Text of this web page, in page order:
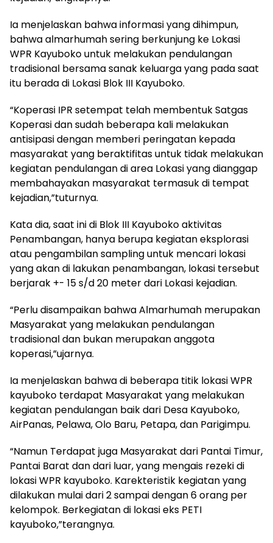
Ia menjelaskan bahwa informasi yang dihimpun,
bahwa almarhumah sering berkunjung ke Lokasi
WPR Kayuboko untuk melakukan pendulangan
tradisional bersama sanak keluarga yang pada saat
itu berada di Lokasi Blok III Kayuboko.
“Koperasi IPR setempat telah membentuk Satgas
Koperasi dan sudah beberapa kali melakukan
antisipasi dengan memberi peringatan kepada
masyarakat yang beraktifitas untuk tidak melakukan
kegiatan pendulangan di area Lokasi yang dianggap
membahayakan masyarakat termasuk di tempat
kejadian,”tuturnya.
Kata dia, saat ini di Blok III Kayuboko aktivitas
Penambangan, hanya berupa kegiatan eksplorasi
atau pengambilan sampling untuk mencari lokasi
yang akan di lakukan penambangan, lokasi tersebut
berjarak +- 15 s/d 20 meter dari Lokasi kejadian.
“Perlu disampaikan bahwa Almarhumah merupakan
Masyarakat yang melakukan pendulangan
tradisional dan bukan merupakan anggota
koperasi,”ujarnya.
Ia menjelaskan bahwa di beberapa titik lokasi WPR
kayuboko terdapat Masyarakat yang melakukan
kegiatan pendulangan baik dari Desa Kayuboko,
AirPanas, Pelawa, Olo Baru, Petapa, dan Parigimpu.
“Namun Terdapat juga Masyarakat dari Pantai Timur,
Pantai Barat dan dari luar, yang mengais rezeki di
lokasi WPR kayuboko. Karekteristik kegiatan yang
dilakukan mulai dari 2 sampai dengan 6 orang per
kelompok. Berkegiatan di lokasi eks PETI
kayuboko,”terangnya.